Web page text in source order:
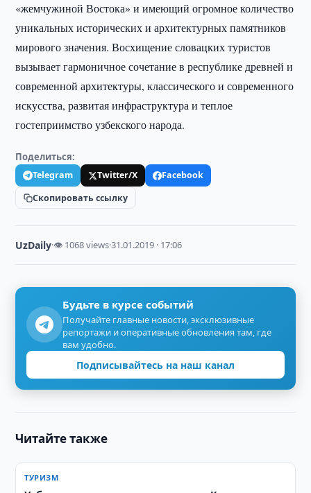
«жемчужиной Востока» и имеющий огромное количество
уникальных исторических и архитектурных памятников
мирового значения. Восхищение словацких туристов
вызывает гармоничное сочетание в республике древней и
современной архитектуры, классического и современного
искусства, развитая инфраструктура и теплое
гостеприимство узбекского народа.
Поделиться:
Telegram Twitter/X
Facebook
Скопировать ссылку
UzDaily·👁 1068 views·31.01.2019 · 17:06
Будьте в курсе событий
Получайте главные новости, эксклюзивные
репортажи и оперативные обновления там, где
вам удобно.
Подписывайтесь на наш канал
Читайте также
ТУРИЗМ